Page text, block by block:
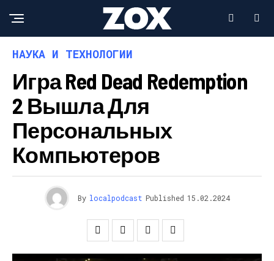
НАУКА И ТЕХНОЛОГИИ
Игра Red Dead Redemption
2 Вышла Для
Персональных
Компьютеров
By localpodcast Published 15.02.2024